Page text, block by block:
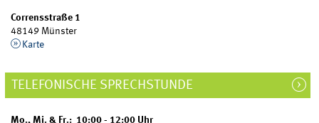
Corrensstraße 1
48149 Münster
Karte
TELEFONISCHE SPRECHSTUNDE
Mo., Mi. & Fr.: 10:00 - 12:00 Uhr